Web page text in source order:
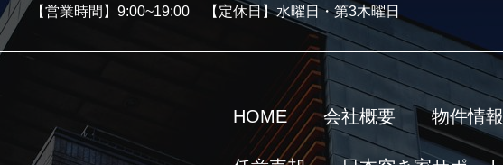
【営業時間】9:00~19:00 【定休日】水曜日・第3木曜日
HOME 会社概要 物件情報